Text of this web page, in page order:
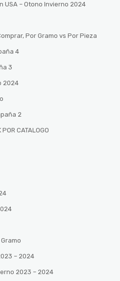
USA – Otono Invierno 2024
Por Gramo vs Por Pieza
4
3
2024
2
CATALOGO
– 2024
2023 – 2024